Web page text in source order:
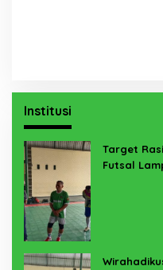
Institusi
Target
Futsal